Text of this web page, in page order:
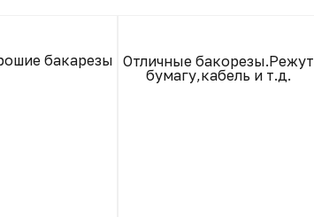
бакарезы Отличные бакорезы.Режут
бумагу,кабель и т.д.